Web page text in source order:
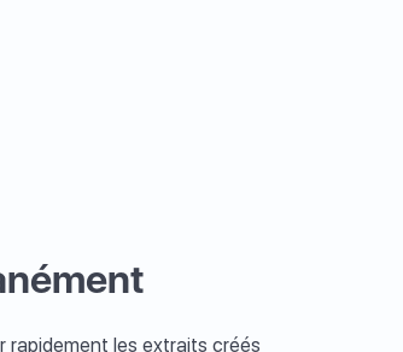
rapidement les extraits créés